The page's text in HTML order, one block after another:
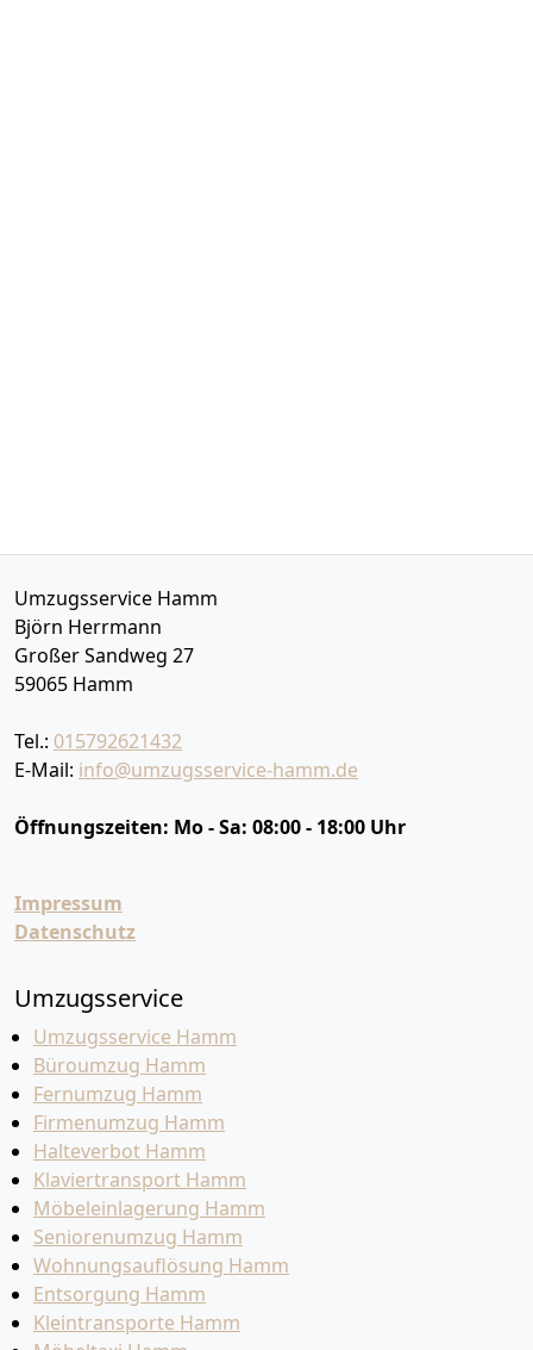
Umzugsservice Hamm
Björn Herrmann
Großer Sandweg 27
59065 Hamm
Tel.: 015792621432
E-Mail: info@umzugsservice-hamm.de
Öffnungszeiten: Mo - Sa: 08:00 - 18:00 Uhr
Impressum
Datenschutz
Umzugsservice
Umzugsservice Hamm
Büroumzug Hamm
Fernumzug Hamm
Firmenumzug Hamm
Halteverbot Hamm
Klaviertransport Hamm
Möbeleinlagerung Hamm
Seniorenumzug Hamm
Wohnungsauflösung Hamm
Entsorgung Hamm
Kleintransporte Hamm